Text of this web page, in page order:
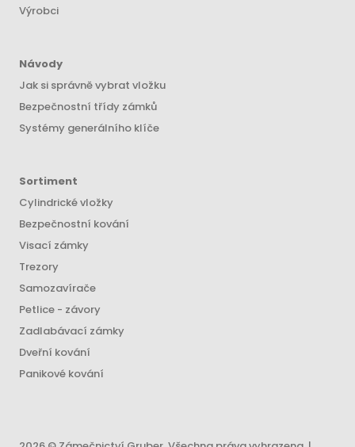
Výrobci
Návody
Jak si správně vybrat vložku
Bezpečnostní třídy zámků
Systémy generálního klíče
Sortiment
Cylindrické vložky
Bezpečnostní kování
Visací zámky
Trezory
Samozavírače
Petlice - závory
Zadlabávací zámky
Dveřní kování
Panikové kování